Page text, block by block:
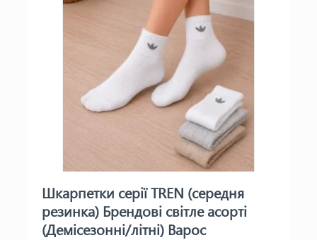
Шкарпетки серії TREN (середня
резинка) Брендові світле асорті
(Демісезонні/літні) Варос